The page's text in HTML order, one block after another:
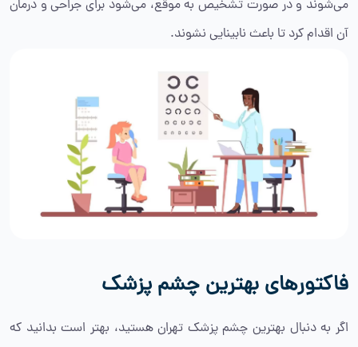
می‌شوند و در صورت تشخیص به موقع، می‌شود برای جراحی و درمان
آن اقدام کرد تا باعث نابینایی نشوند.
فاکتورهای بهترین چشم پزشک
اگر به دنبال بهترین چشم پزشک تهران هستید، بهتر است بدانید که